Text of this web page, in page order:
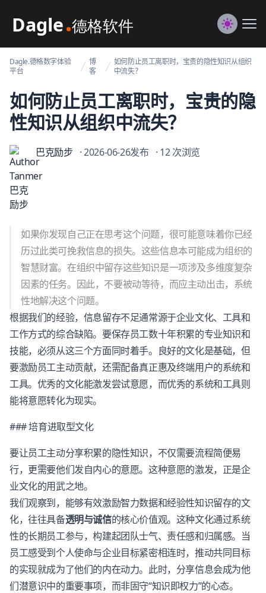
Dagle@数字体验管理
Switch
Dagle.德格数字体验
平台
博
客
如何防止员工离职时，宝贵的隐性知识从组织
中流失？
如何防止员工离职时，宝贵的隐
性知识从组织中流失？
巴克励步 · 2026-06-26发布 · 12 次浏览
如果你发现自己正在思考这个问题，很可能意味着你已经
历过此类可挽救信息的损失。这些信息本可能成为组织的
智慧财富。在组织中留存这些知识是一项涉及多维度复杂
因素的任务。因此，不要被动等待，而应主动出击，系统
性地解决这个问题。
根据我们的经验，信息留存不足通常源于企业文化、工具和
工作方式的综合缺陷。要保存员工数十年积累的专业知识和
技能，必须从这三个方面同时着手。良好的文化是基础，但
要激励员工主动贡献，还需配备真正惠及终端用户的系统和
工具。优秀的文化能激发尝试意愿，而优秀的系统和工具则
能将意愿转化为现实。
### 培育进取型文化
要让员工主动分享积累的隐性知识，不仅需要流程简便易
行，更需要他们发自内心的意愿。这种意愿的激发，正是企
业文化的用武之地。
我们观察到，能够有效激励智力数据和经验性知识留存的文
化，往往具备透明与诚信的核心价值观。这种文化通过系统
性的长期员工参与，构建起团队士气、责任感和归属感。当
员工感受到个人使命与企业目标紧密相连时，推动共同目标
的实现就成为了他们的内在动力。此时，分享信息会成为他
们潜意识中的重要事项，而非固守“知识即权力”的心态。